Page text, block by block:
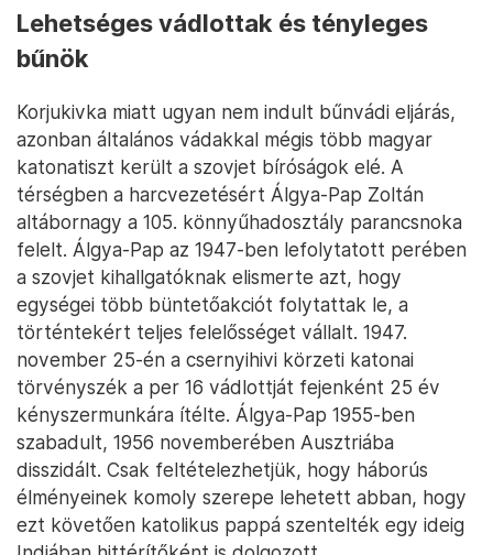
Lehetséges vádlottak és tényleges
bűnök
Korjukivka miatt ugyan nem indult bűnvádi eljárás,
azonban általános vádakkal mégis több magyar
katonatiszt került a szovjet bíróságok elé. A
térségben a harcvezetésért Álgya-Pap Zoltán
altábornagy a 105. könnyűhadosztály parancsnoka
felelt. Álgya-Pap az 1947-ben lefolytatott perében
a szovjet kihallgatóknak elismerte azt, hogy
egységei több büntetőakciót folytattak le, a
történtekért teljes felelősséget vállalt. 1947.
november 25-én a csernyihivi körzeti katonai
törvényszék a per 16 vádlottját fejenként 25 év
kényszermunkára ítélte. Álgya-Pap 1955-ben
szabadult, 1956 novemberében Ausztriába
disszidált. Csak feltételezhetjük, hogy háborús
élményeinek komoly szerepe lehetett abban, hogy
ezt követően katolikus pappá szentelték egy ideig